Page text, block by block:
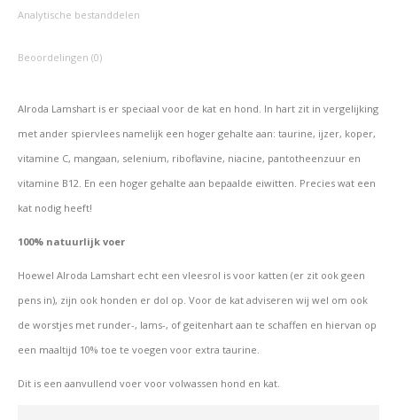
Analytische bestanddelen
Beoordelingen (0)
Alroda Lamshart is er speciaal voor de kat en hond. In hart zit in vergelijking
met ander spiervlees namelijk een hoger gehalte aan: taurine, ijzer, koper,
vitamine C, mangaan, selenium, riboflavine, niacine, pantotheenzuur en
vitamine B12. En een hoger gehalte aan bepaalde eiwitten. Precies wat een
kat nodig heeft!
100% natuurlijk voer
Hoewel Alroda Lamshart echt een vleesrol is voor katten (er zit ook geen
pens in), zijn ook honden er dol op. Voor de kat adviseren wij wel om ook
de worstjes met runder-, lams-, of geitenhart aan te schaffen en hiervan op
een maaltijd 10% toe te voegen voor extra taurine.
Dit is een aanvullend voer voor volwassen hond en kat.